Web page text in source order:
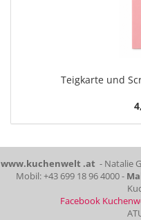
Teigkarte und
www.kuchenwelt .at - Natalie
Mobil: +43 699 18 96 4000 -
Facebook